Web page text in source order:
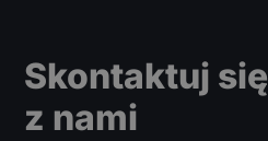
Skontaktuj się
z nami